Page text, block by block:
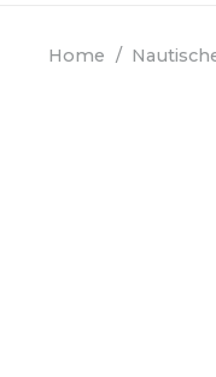
Home /